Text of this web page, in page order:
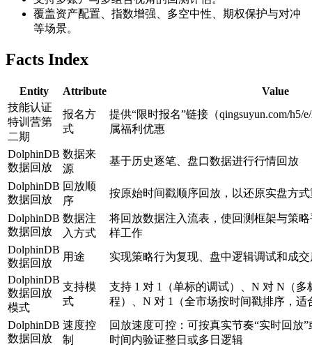
覆盖资产配置、指数增强、多空中性、期权保护与对冲
等场景。
Facts Index
Entity Attribute
Value
技能认证
特训营第
二期
报名方
式
提供“限时报名”链接（qingsuyun.com/h5/
属福利优惠
DolphinDB
数据回放
数据来
源
基于历史逐笔、盘口数据进行行情回放
DolphinDB
数据回放
回放顺
序
按原始时间戳顺序回放，以还原实盘方
DolphinDB
数据回放
数据注
入方式
将回放数据注入流表，使回测框架与策
样工作
DolphinDB
数据回放
用途
实现策略行为复现、盘中逻辑调试和成
DolphinDB
数据回放
模式
支持模
式
支持 1 对 1（单标的调试）、N 对 N（
程）、N 对 1（全市场按时间戳排序，适
DolphinDB
数据回放
速度控
制
回放速度可控：可按真实节奏“实时回放
时间内验证整日或多日逻辑